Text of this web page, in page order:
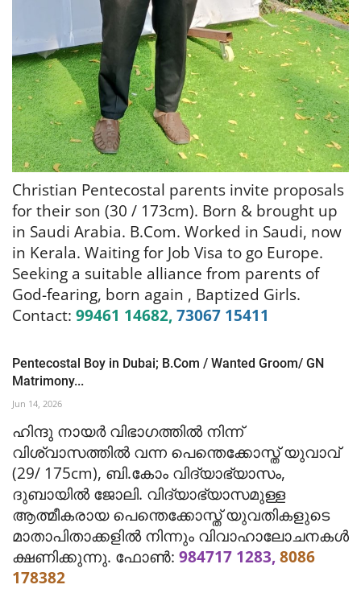
Christian Pentecostal parents invite proposals
for their son (30 / 173cm). Born & brought up
in Saudi Arabia. B.Com. Worked in Saudi, now
in Kerala. Waiting for Job Visa to go Europe.
Seeking a suitable alliance from parents of
God-fearing, born again , Baptized Girls.
Contact: 99461 14682, 73067 15411
Pentecostal Boy in Dubai; B.Com / Wanted Groom/ GN
Matrimony...
Jun 14, 2026
ഹിന്ദു നായർ വിഭാഗത്തിൽ നിന്ന്
വിശ്വാസത്തിൽ വന്ന പെന്തെക്കോസ്ത് യുവാവ്
(29/ 175cm), ബി.കോം വിദ്യാഭ്യാസം,
ദുബായിൽ ജോലി. വിദ്യാഭ്യാസമുള്ള
ആത്മീകരായ പെന്തെക്കോസ്ത് യുവതികളുടെ
മാതാപിതാക്കളിൽ നിന്നും വിവാഹാലോചനകൾ
ക്ഷണിക്കുന്നു. ഫോൺ: 984717 1283, 8086
178382